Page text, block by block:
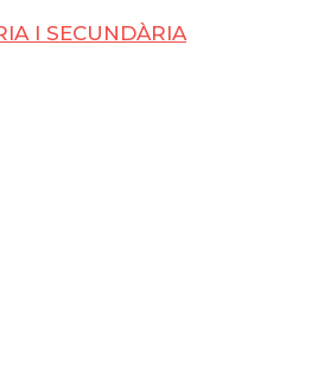
I SECUNDÀRIA